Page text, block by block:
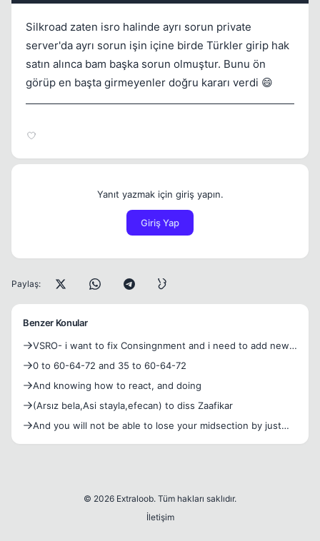
Silkroad zaten isro halinde ayrı sorun private
server'da ayrı sorun işin içine birde Türkler girip hak
satın alınca bam başka sorun olmuştur. Bunu ön
görüp en başta girmeyenler doğru kararı verdi 😄
Yanıt yazmak için giriş yapın.
Giriş Yap
Paylaş:
Benzer Konular
VSRO- i want to fix Consingnment and i need to add new
skill CH to balanced to EU. any can help me ?
0 to 60-64-72 and 35 to 60-64-72
And knowing how to react, and doing
(Arsız bela,Asi stayla,efecan) to diss Zaafikar
And you will not be able to lose your midsection by just
© 2026 Extraloob. Tüm hakları saklıdır.
İletişim